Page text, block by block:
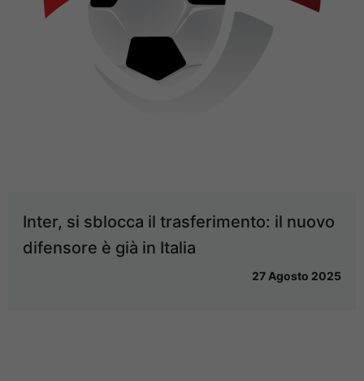
Inter, si sblocca il trasferimento: il nuovo
difensore è già in Italia
27 Agosto 2025